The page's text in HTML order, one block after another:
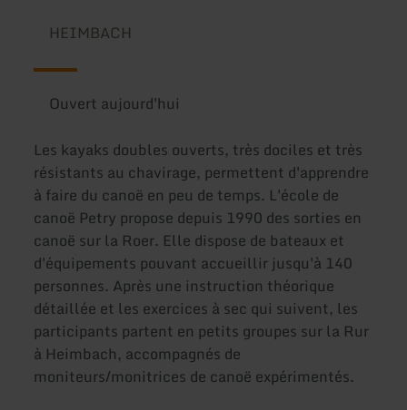
HEIMBACH
Ouvert aujourd'hui
Les kayaks doubles ouverts, très dociles et très
résistants au chavirage, permettent d'apprendre
à faire du canoë en peu de temps. L'école de
canoë Petry propose depuis 1990 des sorties en
canoë sur la Roer. Elle dispose de bateaux et
d'équipements pouvant accueillir jusqu'à 140
personnes. Après une instruction théorique
détaillée et les exercices à sec qui suivent, les
participants partent en petits groupes sur la Rur
à Heimbach, accompagnés de
moniteurs/monitrices de canoë expérimentés.